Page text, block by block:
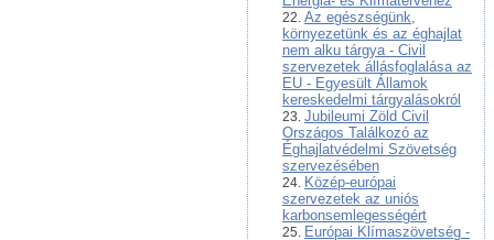
Az egészségünk,
környezetünk és az éghajlat
nem alku tárgya - Civil
szervezetek állásfoglalása az
EU - Egyesült Államok
kereskedelmi tárgyalásokról
Jubileumi Zöld Civil
Országos Találkozó az
Éghajlatvédelmi Szövetség
szervezésében
Közép-európai
szervezetek az uniós
karbonsemlegességért
Európai Klímaszövetség -